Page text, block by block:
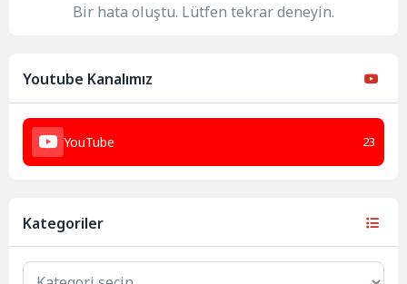
Bir hata oluştu. Lütfen tekrar deneyin.
Youtube Kanalımız
YouTube 23
Kategoriler